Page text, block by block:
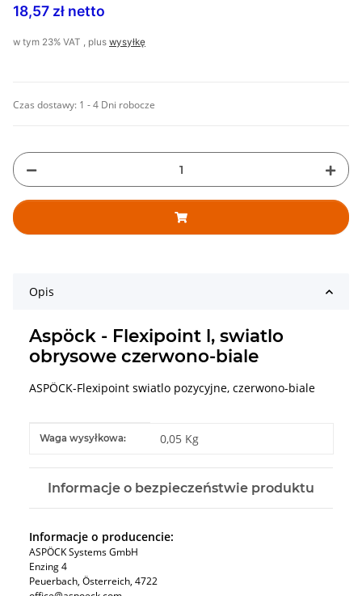
18,57 zł netto
w tym 23% VAT , plus wysyłkę
Czas dostawy: 1 - 4 Dni robocze
Opis
Aspöck - Flexipoint l, swiatlo
obrysowe czerwono-biale
ASPÖCK-Flexipoint swiatlo pozycyjne, czerwono-biale
#productDetails.itemInformation#
#productDetails.itemValue#
Waga wysyłkowa: 0,05 Kg
Informacje o bezpieczeństwie produktu
Informacje o producencie:
ASPÖCK Systems GmbH
Enzing 4
Peuerbach, Österreich, 4722